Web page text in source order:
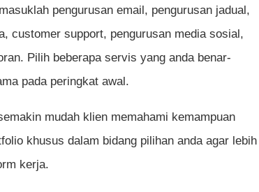
pengurusan email, pengurusan jadual,
customer support, pengurusan media sosial,
Pilih beberapa servis yang anda benar-
pada peringkat awal.
mudah klien memahami kemampuan
khusus dalam bidang pilihan anda agar lebih
kerja.